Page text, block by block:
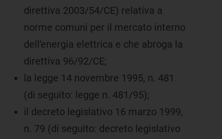
direttiva 2003/54/CE) relativa a
norme comuni per il mercato interno
dell'energia elettrica e che abroga la
direttiva 96/92/CE;
la legge 14 novembre 1995, n. 481
(di seguito: legge n. 481/95);
il decreto legislativo 16 marzo 1999,
n. 79 (di seguito: decreto legislativo